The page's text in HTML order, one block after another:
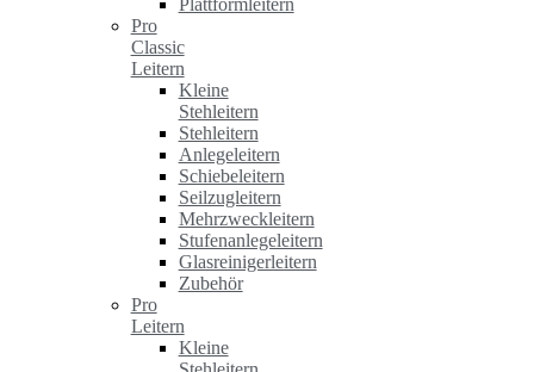
Plattformleitern
Pro
Classic
Leitern
Kleine
Stehleitern
Stehleitern
Anlegeleitern
Schiebeleitern
Seilzugleitern
Mehrzweckleitern
Stufenanlegeleitern
Glasreinigerleitern
Zubehör
Pro
Leitern
Kleine